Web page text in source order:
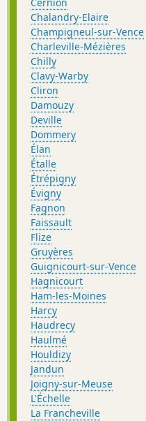
Chalandry-Elaire
Champigneul-sur-Vence
Charleville-Mézières
Chilly
Clavy-Warby
Cliron
Damouzy
Deville
Dommery
Élan
Étalle
Étrépigny
Évigny
Fagnon
Faissault
Flize
Gruyères
Guignicourt-sur-Vence
Hagnicourt
Ham-les-Moines
Harcy
Haudrecy
Haulmé
Houldizy
Jandun
Joigny-sur-Meuse
L'Échelle
La Francheville